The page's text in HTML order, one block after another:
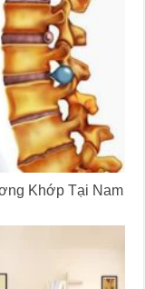
Khớp Tại Nam